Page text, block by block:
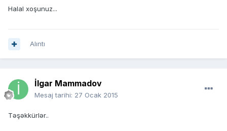
Halal xoşunuz...
Alıntı
İlgar Mammadov
Mesaj tarihi: 27 Ocak 2015
Təşəkkürlər..